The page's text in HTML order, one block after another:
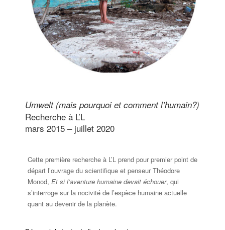
Umwelt (mais pourquoi et comment l’humain?)
Recherche à L’L
mars 2015 – juillet 2020
Cette première recherche à L’L prend pour premier point de
départ l’ouvrage du scientifique et penseur Théodore
Monod, Et si l’aventure humaine devait échouer, qui
s’interroge sur la nocivité de l’espèce humaine actuelle
quant au devenir de la planète.